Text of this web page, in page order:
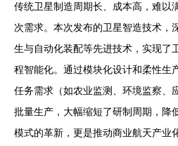
传统卫星制造周期长、成本高，难以
次需求。本次发布的卫星智造技术，
生与自动化装配等先进技术，实现了
程智能化。通过模块化设计和柔性生
任务需求（如农业监测、环境监察、
批量生产，大幅缩短了研制周期，降
模式的革新，更是推动商业航天产业